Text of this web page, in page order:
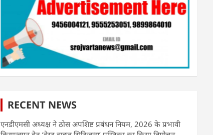
RECENT NEWS
एनडीएमसी अध्यक्ष ने ठोस अपशिष्ट प्रबंधन नियम, 2026 के प्रभावी